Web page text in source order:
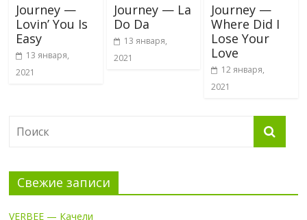
Journey —
Lovin’ You Is
Easy
13 января,
2021
Journey — La
Do Da
13 января,
2021
Journey —
Where Did I
Lose Your
Love
12 января,
2021
Свежие записи
VERBEE — Качели